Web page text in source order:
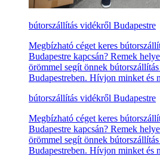
bútorszállítás vidékről Budapestre
Megbízható céget keres
Budapestre kapcsán? Remek
örömmel segít önnek
Budapestreben. Hívjon minket és
bútorszállítás vidékről Budapestre
Megbízható céget keres
Budapestre kapcsán? Remek
örömmel segít önnek
Budapestreben. Hívjon minket és